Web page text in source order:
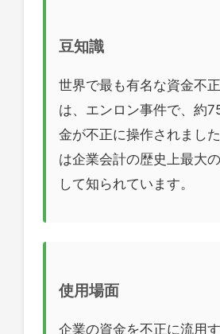
豆知識
世界で最も有名な資金不
は、エンロン事件で、約
金が不正に操作されまし
は企業会計の歴史上最大
して知られています。
使用場面
企業の資金を不正に流用